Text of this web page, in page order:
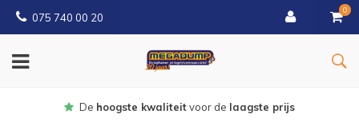
075 740 00 20
0
Gratisbezorgd vanaf € 150